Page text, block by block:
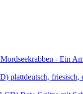
Mordseekrabben - Ein